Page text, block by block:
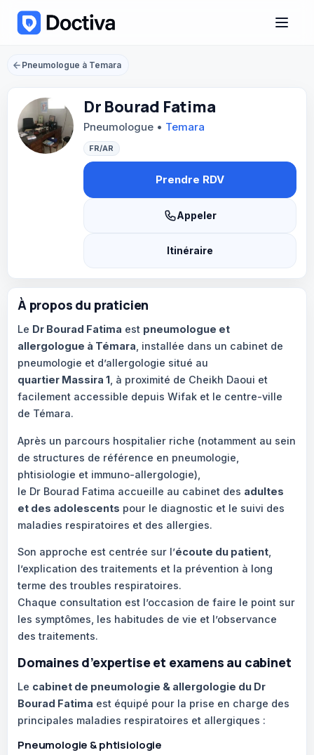
Accueil Pneumologue à Temara
Pneumologue à Temara
Dr Bourad Fatima
Pneumologue • Temara
FR/AR
Prendre RDV
Appeler
Itinéraire
À propos du praticien
Le Dr Bourad Fatima est pneumologue et
allergologue à Témara , installée dans un cabinet de
pneumologie et d’allergologie situé au
quartier Massira 1 , à proximité de Cheikh Daoui et
facilement accessible depuis Wifak et le centre-ville
de Témara.
Après un parcours hospitalier riche (notamment au sein
de structures de référence en pneumologie,
phtisiologie et immuno-allergologie),
le Dr Bourad Fatima accueille au cabinet des adultes
et des adolescents pour le diagnostic et le suivi des
maladies respiratoires et des allergies.
Son approche est centrée sur l’écoute du patient
l’explication des traitements et la prévention à long
terme des troubles respiratoires.
Chaque consultation est l’occasion de faire le point sur
les symptômes, les habitudes de vie et l’observance
des traitements.
Domaines d’expertise et examens au cabinet
Le cabinet de pneumologie & allergologie du Dr
Bourad Fatima est équipé pour la prise en charge des
principales maladies respiratoires et allergiques :
Pneumologie & phtisiologie